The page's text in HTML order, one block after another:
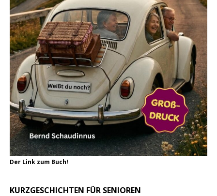
Der Link zum Buch!
KURZGESCHICHTEN FÜR SENIOREN